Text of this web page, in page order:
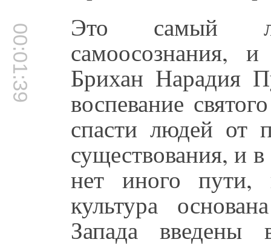
00:01:39 Это самый
самоосознания,
Брихан Нарадия
воспевание
спасти людей от
существования, и
нет иного пути,
культура
Запада введены